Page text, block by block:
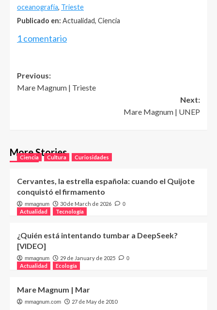
oceanografía, Trieste
Publicado en: Actualidad, Ciencia
1 comentario
Post
navigation
Previous:
Mare Magnum | Trieste
Next:
Mare Magnum | UNEP
More Stories
Ciencia Cultura Curiosidades
Cervantes, la estrella española: cuando el Quijote
conquistó el firmamento
mmagnum 30 de March de 2026 0
Actualidad Tecnología
¿Quién está intentando tumbar a DeepSeek?
[VIDEO]
mmagnum 29 de January de 2025 0
Actualidad Ecología
Mare Magnum | Mar
mmagnum.com 27 de May de 2010